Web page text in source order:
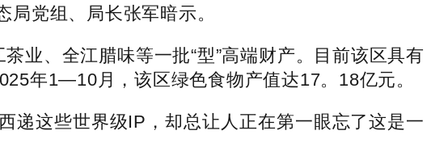
局党组、局长张军暗示。
、全江腊味等一批“型”高端财产。目前该区具有
年1—10月，该区绿色食物产值达17。18亿元。
这些世界级IP，却总让人正在第一眼忘了这是一